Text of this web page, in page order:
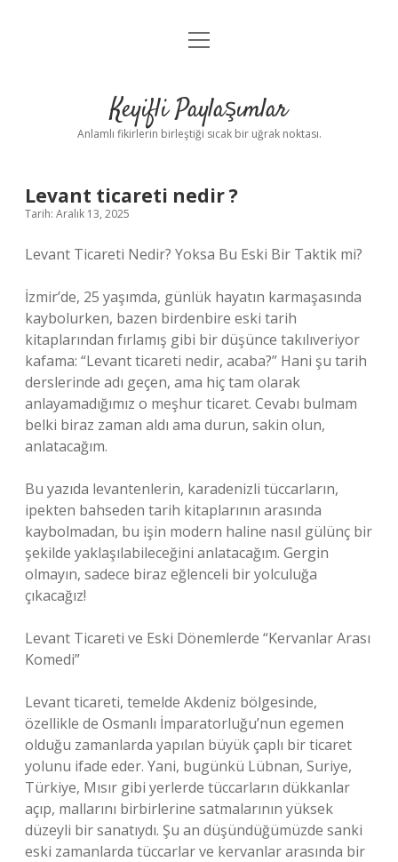
Anasayfa
Yasal Uyarı
menüyü
Keyifli Paylaşımlar
Anlamlı fikirlerin birleştiği sıcak bir uğrak noktası.
Levant ticareti nedir ?
Tarih: Aralık 13, 2025
Levant Ticareti Nedir? Yoksa Bu Eski Bir Taktik mi?
İzmir’de, 25 yaşımda, günlük hayatın karmaşasında
kaybolurken, bazen birdenbire eski tarih
kitaplarından fırlamış gibi bir düşünce takılıveriyor
kafama: “Levant ticareti nedir, acaba?” Hani şu tarih
derslerinde adı geçen, ama hiç tam olarak
anlayamadığımız o meşhur ticaret. Cevabı bulmam
belki biraz zaman aldı ama durun, sakin olun,
anlatacağım.
Bu yazıda levantenlerin, karadenizli tüccarların,
ipekten bahseden tarih kitaplarının arasında
kaybolmadan, bu işin modern haline nasıl gülünç bir
şekilde yaklaşılabileceğini anlatacağım. Gergin
olmayın, sadece biraz eğlenceli bir yolculuğa
çıkacağız!
Levant Ticareti ve Eski Dönemlerde “Kervanlar Arası
Komedi”
Levant ticareti, temelde Akdeniz bölgesinde,
özellikle de Osmanlı İmparatorluğu’nun egemen
olduğu zamanlarda yapılan büyük çaplı bir ticaret
yolunu ifade eder. Yani, bugünkü Lübnan, Suriye,
Türkiye, Mısır gibi yerlerde tüccarların dükkanlar
açıp, mallarını birbirlerine satmalarının yüksek
düzeyli bir sanatıydı. Şu an düşündüğümüzde sanki
eski zamanlarda tüccarlar ve kervanlar arasında bir